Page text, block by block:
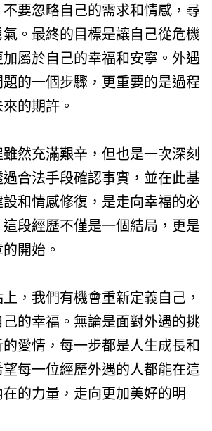
要忽略自己的需求和情感，尋
。最終的目標是讓自己從危機
屬於自己的幸福和安寧。外遇
的一個步驟，更重要的是過程
的期許。
然充滿艱辛，但也是一次深刻
合法手段確認事實，並在此基
和情感修復，是走向幸福的必
段經歷不僅是一個結局，更是
開始。
，我們有機會重新定義自己，
的幸福。無論是面對外遇的挑
愛情，每一步都是人生成長和
每一位經歷外遇的人都能在這
的力量，走向更加美好的明